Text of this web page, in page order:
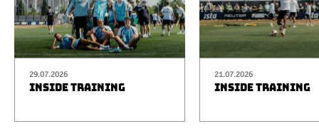
29.07.2026
INSIDE TRAINING
21.07.2026
INSIDE TRAINING